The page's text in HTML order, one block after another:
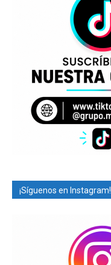
¡Síguenos en Instagram!